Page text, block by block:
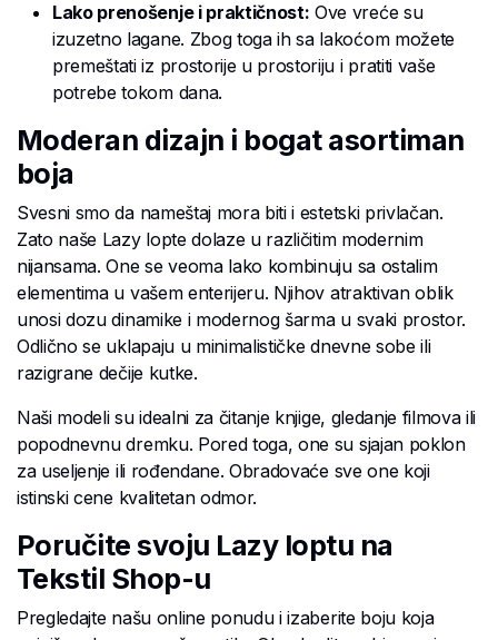
Lako prenošenje i praktičnost: Ove vreće su
izuzetno lagane. Zbog toga ih sa lakoćom možete
premeštati iz prostorije u prostoriju i pratiti vaše
potrebe tokom dana.
Moderan dizajn i bogat asortiman
boja
Svesni smo da nameštaj mora biti i estetski privlačan.
Zato naše Lazy lopte dolaze u različitim modernim
nijansama. One se veoma lako kombinuju sa ostalim
elementima u vašem enterijeru. Njihov atraktivan oblik
unosi dozu dinamike i modernog šarma u svaki prostor.
Odlično se uklapaju u minimalističke dnevne sobe ili
razigrane dečije kutke.
Naši modeli su idealni za čitanje knjige, gledanje filmova ili
popodnevnu dremku. Pored toga, one su sjajan poklon
za useljenje ili rođendane. Obradovaće sve one koji
istinski cene kvalitetan odmor.
Poručite svoju Lazy loptu na
Tekstil Shop-u
Pregledajte našu online ponudu i izaberite boju koja